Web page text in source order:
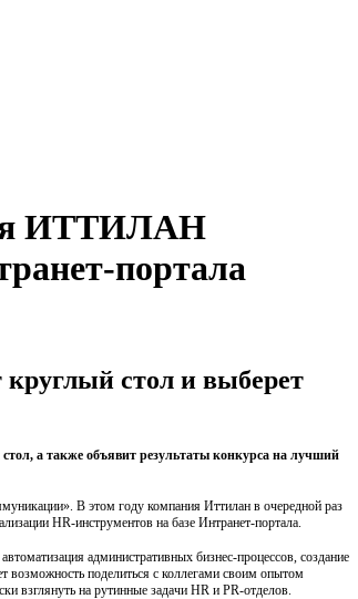
ИТТИЛАН
портала
стол и выберет
а также объявит результаты конкурса на лучший
В этом году компания Иттилан в очередной раз
HR-инструментов на базе Интранет-портала.
административных бизнес-процессов, создание
возможность поделиться с коллегами своим опытом
взглянуть на рутинные задачи HR и PR-отделов.